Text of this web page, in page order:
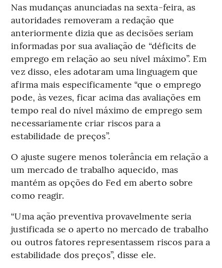
Nas mudanças anunciadas na sexta-feira, as
autoridades removeram a redação que
anteriormente dizia que as decisões seriam
informadas por sua avaliação de “déficits de
emprego em relação ao seu nível máximo”. Em
vez disso, eles adotaram uma linguagem que
afirma mais especificamente “que o emprego
pode, às vezes, ficar acima das avaliações em
tempo real do nível máximo de emprego sem
necessariamente criar riscos para a
estabilidade de preços”.
O ajuste sugere menos tolerância em relação a
um mercado de trabalho aquecido, mas
mantém as opções do Fed em aberto sobre
como reagir.
“Uma ação preventiva provavelmente seria
justificada se o aperto no mercado de trabalho
ou outros fatores representassem riscos para a
estabilidade dos preços”, disse ele.